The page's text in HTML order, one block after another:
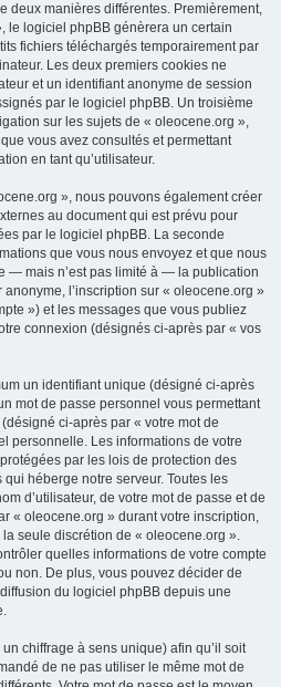
deux manières différentes. Premièrement,
le logiciel phpBB génèrera un certain
fichiers téléchargés temporairement par
Les deux premiers cookies ne
et un identifiant anonyme de session
par le logiciel phpBB. Un troisième
sur les sujets de « oleocene.org »,
vous avez consultés et permettant
en tant qu’utilisateur.
», nous pouvons également créer
au document qui est prévu pour
par le logiciel phpBB. La seconde
que vous nous envoyez et que nous
— mais n’est pas limité à — la publication
l’inscription sur « oleocene.org »
») et les messages que vous publiez
connexion (désignés ci-après par « vos
un identifiant unique (désigné ci-après
mot de passe personnel vous permettant
ci-après par « votre mot de
personnelle. Les informations de votre
par les lois de protection des
héberge notre serveur. Toutes les
d’utilisateur, de votre mot de passe et de
« oleocene.org » durant votre inscription,
seule discrétion de « oleocene.org ».
quelles informations de votre compte
non. De plus, vous pouvez décider de
du logiciel phpBB depuis une
chiffrage à sens unique) afin qu’il soit
de ne pas utiliser le même mot de